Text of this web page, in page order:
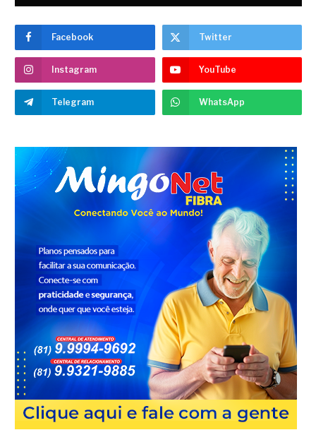
Facebook Twitter
Instagram YouTube
Telegram WhatsApp